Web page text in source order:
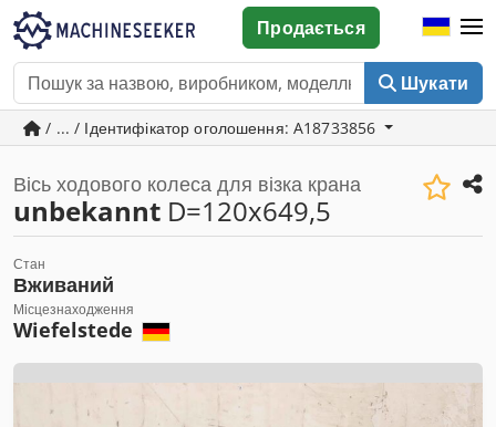
Шукати
Продається
/ ... / Ідентифікатор оголошення: A18733856
Вісь ходового колеса для візка крана
unbekannt D=120x649,5
Стан
Вживаний
Місцезнаходження
Wiefelstede